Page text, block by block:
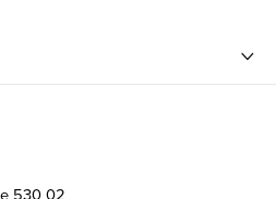
530 02